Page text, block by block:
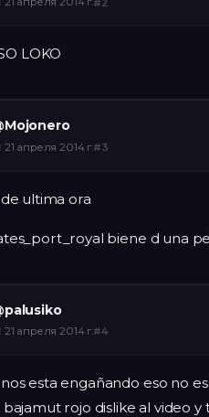
LOKO
Mojonero
21 апреля 2014 г.#3
ultima ora
biene d una
palusiko
21 апреля 2014 г.#4
esta engañando eso no
rojo dislike al video y